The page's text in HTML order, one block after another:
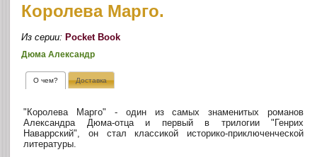
Королева Марго.
Из серии:Pocket Book
Дюма Александр
О чем? Доставка
"Королева Марго" - один из самых знаменитых романов
Александра Дюма-отца и первый в трилогии "Генрих
Наваррский", он стал классикой историко-приключенческой
литературы.